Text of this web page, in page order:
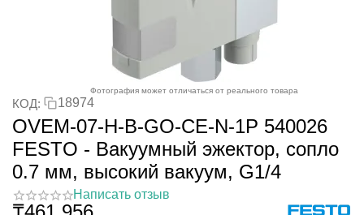
Фотография может отличаться от реального товара
КОД: 18974
OVEM-07-H-B-GO-CE-N-1P 540026
FESTO - Вакуумный эжектор, сопло
0.7 мм, высокий вакуум, G1/4
Написать отзыв